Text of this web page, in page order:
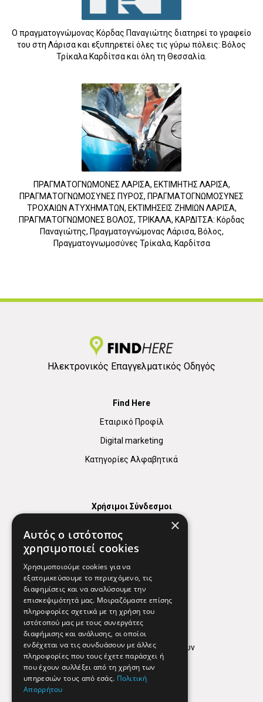
Ο πραγματογνώμονας Κόρδας Παναγιώτης διατηρεί το γραφείο
του στη Λάρισα και εξυπηρετεί όλες τις γύρω πόλεις: Βόλος
Τρίκαλα Καρδίτσα και όλη τη Θεσσαλία.
ΠΡΑΓΜΑΤΟΓΝΩΜΟΝΕΣ ΛΑΡΙΣΑ, ΕΚΤΙΜΗΤΗΣ ΛΑΡΙΣΑ,
ΠΡΑΓΜΑΤΟΓΝΩΜΟΣΥΝΕΣ ΠΥΡΟΣ, ΠΡΑΓΜΑΤΟΓΝΩΜΟΣΥΝΕΣ
ΤΡΟΧΑΙΩΝ ΑΤΥΧΗΜΑΤΩΝ, ΕΚΤΙΜΗΣΕΙΣ ΖΗΜΙΩΝ ΛΑΡΙΣΑ,
ΠΡΑΓΜΑΤΟΓΝΩΜΟΝΕΣ ΒΟΛΟΣ, ΤΡΙΚΑΛΑ, ΚΑΡΔΙΤΣΑ: Κόρδας
Παναγιώτης, Πραγματογνώμονας Λάρισα, Βόλος,
Πραγματογνωμοσύνες Τρίκαλα, Καρδίτσα
Ηλεκτρονικός Επαγγελματικός Οδηγός
Find Here
Εταιρικό Προφίλ
Digital marketing
Κατηγορίες Αλφαβητικά
Χρήσιμοι Σύνδεσμοι
Χρήσιμα Τηλέφωνα
Εφημερεύοντα Φαρμακεία
Απόρρητο
Όροι Χρήσης
Πολιτική προστασίας δεδομένων
Findhere
×
Αυτός ο ιστότοπος
χρησιμοποιεί cookies
Χρησιμοποιούμε cookies για να
εξατομικεύσουμε το περιεχόμενο, τις
διαφημίσεις και να αναλύσουμε την
επισκεψιμότητά μας. Μοιραζόμαστε επίσης
πληροφορίες σχετικά με τη χρήση του
ιστότοπού μας με τους συνεργάτες
διαφήμισης και ανάλυσης, οι οποίοι
ενδέχεται να τις συνδυάσουν με άλλες
πληροφορίες που τους έχετε παράσχει ή
που έχουν συλλέξει από τη χρήση των
υπηρεσιών τους από εσάς. Πολιτική
Απορρήτου